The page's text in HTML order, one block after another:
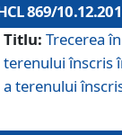
869/
Titlu: Trecerea
terenului înscris
a terenului